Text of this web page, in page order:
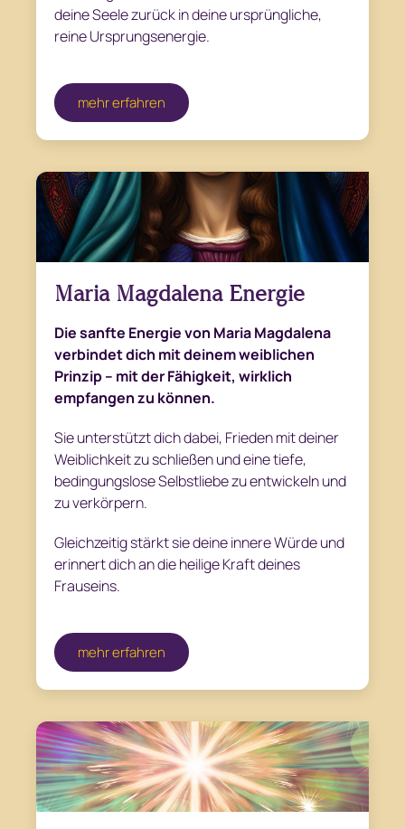
deine Seele zurück in deine ursprüngliche,
reine Ursprungsenergie.
mehr erfahren
Maria Magdalena Energie
Die sanfte Energie von Maria Magdalena
verbindet dich mit deinem weiblichen
Prinzip – mit der Fähigkeit, wirklich
empfangen zu können.
Sie unterstützt dich dabei, Frieden mit deiner
Weiblichkeit zu schließen und eine tiefe,
bedingungslose Selbstliebe zu entwickeln und
zu verkörpern.
Gleichzeitig stärkt sie deine innere Würde und
erinnert dich an die heilige Kraft deines
Frauseins.
mehr erfahren